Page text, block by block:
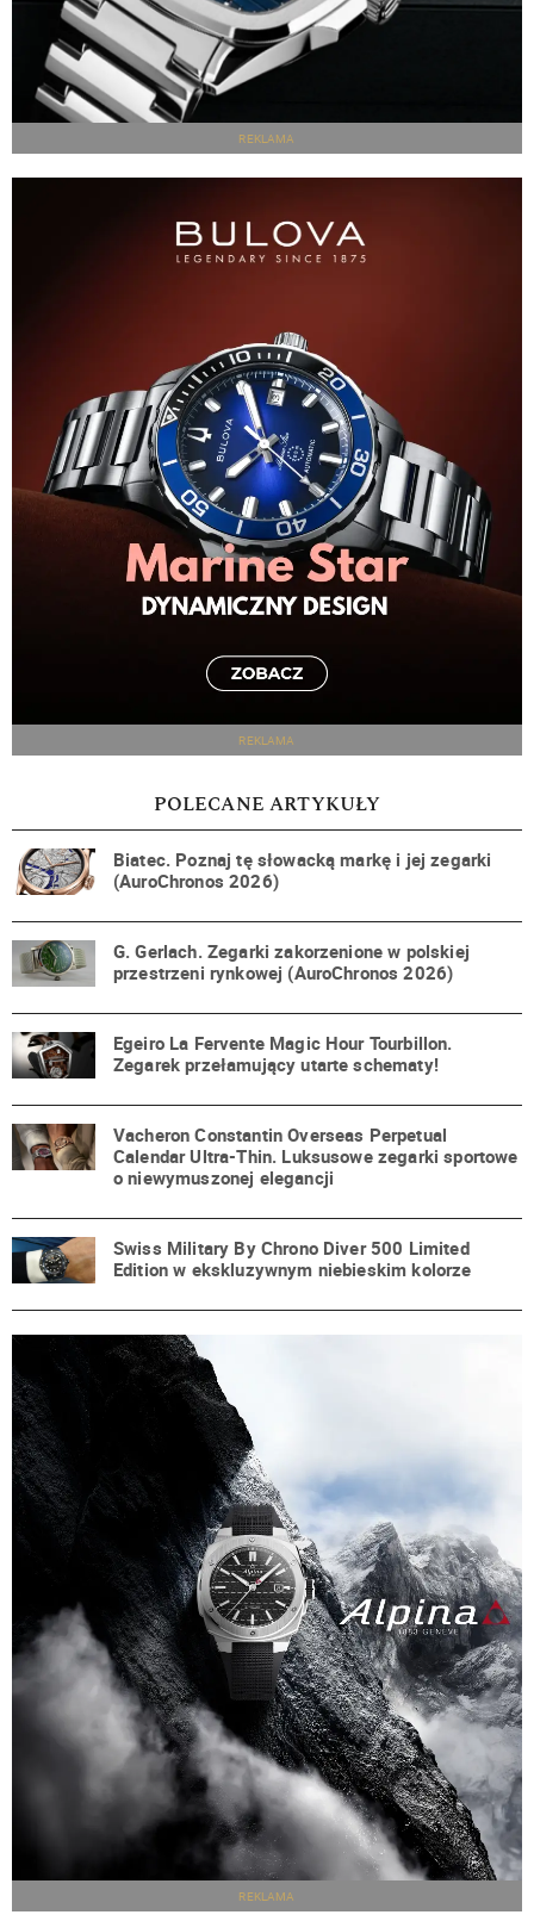
REKLAMA
REKLAMA
POLECANE ARTYKUŁY
Biatec. Poznaj tę słowacką markę i jej zegarki
(AuroChronos 2026)
G. Gerlach. Zegarki zakorzenione w polskiej
przestrzeni rynkowej (AuroChronos 2026)
Egeiro La Fervente Magic Hour Tourbillon.
Zegarek przełamujący utarte schematy!
Vacheron Constantin Overseas Perpetual
Calendar Ultra-Thin. Luksusowe zegarki sportowe
o niewymuszonej elegancji
Swiss Military By Chrono Diver 500 Limited
Edition w ekskluzywnym niebieskim kolorze
REKLAMA